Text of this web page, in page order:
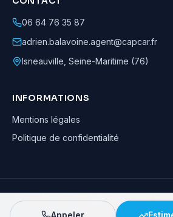
06 64 76 35 87
adrien.balavoine.agent@capcar.fr
Isneauville Seine-Maritime (76)
INFORMATIONS
Mentions légales
Politique de confidentialité
Adrien Balavoine—Agent automobile
· Tous droits
Appeler